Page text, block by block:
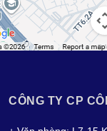
CÔNG TY CP